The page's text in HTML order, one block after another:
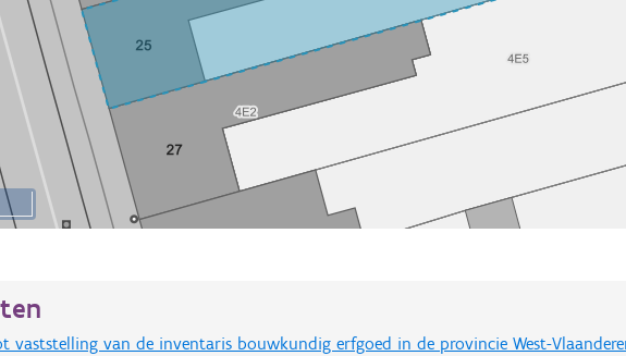
vaststelling van de inventaris bouwkundig erfgoed in de provincie West-